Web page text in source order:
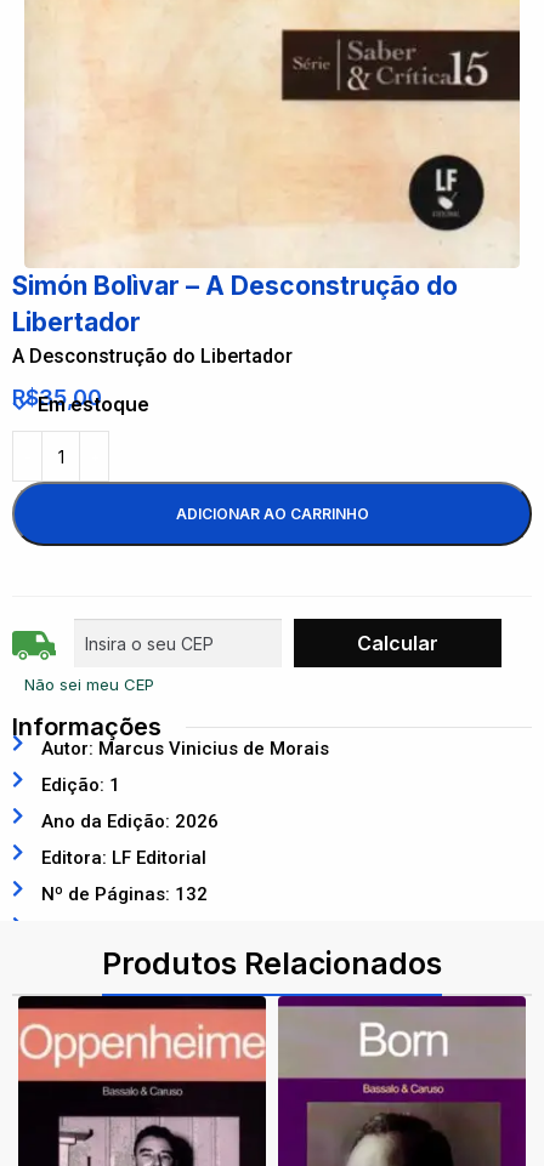
Simón Bolìvar – A Desconstrução do
Libertador
A Desconstrução do Libertador
R$35,00
Em estoque
ADICIONAR AO CARRINHO
Não sei meu CEP
Informações
Autor: Marcus Vinicius de Morais
Edição: 1
Ano da Edição: 2026
Editora: LF Editorial
Nº de Páginas: 132
Produtos Relacionados